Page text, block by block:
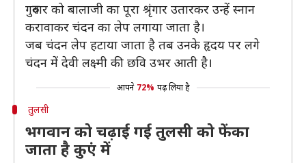
गुरुवार को बालाजी का पूरा श्रृंगार उतारकर उन्हें स्नान
करावाकर चंदन का लेप लगाया जाता है।
जब चंदन लेप हटाया जाता है तब उनके हृदय पर लगे
चंदन में देवी लक्ष्मी की छवि उभर आती है।
आपने 72% पढ़ लिया है
तुलसी
भगवान को चढ़ाई गई तुलसी को फेंका
जाता है कुएं में